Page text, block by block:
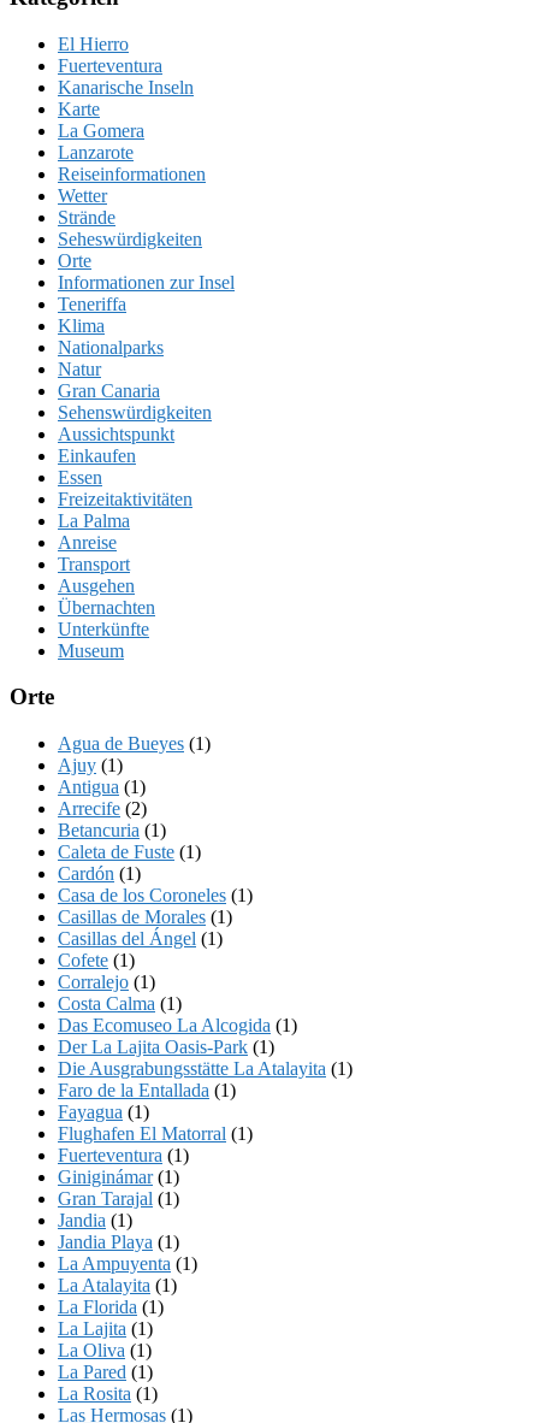
El Hierro
Fuerteventura
Kanarische Inseln
Karte
La Gomera
Lanzarote
Reiseinformationen
Wetter
Strände
Seheswürdigkeiten
Orte
Informationen zur Insel
Teneriffa
Klima
Nationalparks
Natur
Gran Canaria
Sehenswürdigkeiten
Aussichtspunkt
Einkaufen
Essen
Freizeitaktivitäten
La Palma
Anreise
Transport
Ausgehen
Übernachten
Unterkünfte
Museum
Orte
Agua de Bueyes (1)
Ajuy (1)
Antigua (1)
Arrecife (2)
Betancuria (1)
Caleta de Fuste (1)
Cardón (1)
Casa de los Coroneles (1)
Casillas de Morales (1)
Casillas del Ángel (1)
Cofete (1)
Corralejo (1)
Costa Calma (1)
Das Ecomuseo La Alcogida (1)
Der La Lajita Oasis-Park (1)
Die Ausgrabungsstätte La Atalayita (1)
Faro de la Entallada (1)
Fayagua (1)
Flughafen El Matorral (1)
Fuerteventura (1)
Giniginámar(1)
Gran Tarajal (1)
Jandia (1)
Jandia Playa (1)
La Ampuyenta (1)
La Atalayita (1)
La Florida (1)
La Lajita (1)
La Oliva (1)
La Pared (1)
La Rosita (1)
Las Hermosas (1)